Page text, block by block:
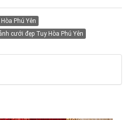
Phú Yên
cưới đẹp Tuy Hòa Phú Yên